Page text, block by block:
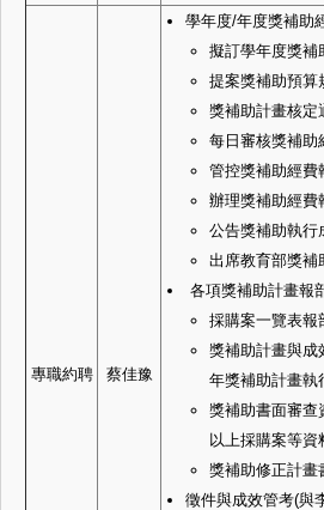
專職約聘 蔡佳豫
學年度/年度獎補助
擬訂學年度獎補
提案獎補助預算
獎補助計畫核定
每日審核獎補助
管控獎補助經費
辦理獎補助經費
公告獎補助執行
出席教育部獎補
各項獎補助計畫報
採購案一覽表報
獎補助計畫與成
年獎補助計畫執
獎補助書面審查
以上採購案等資
獎補助修正計畫
徵件與成效管考(與